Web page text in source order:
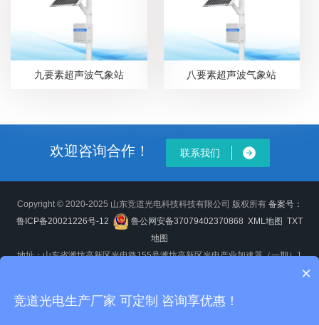
九要素超声波气象站 八要素超声波气象站
欢迎咨询合作！ 联系我们
Copyright © 2020-2025 山东竞道光电科技科技有限公司 版权所有 备案号：
鲁ICP备20021226号-12
鲁公网安备37079402370868 XML地图 TXT
地图
地址：山东省潍坊高新区光电路155号潍坊高新区光电产业加速器（一期）1
×
竞道光电生产厂家 可定制 咨询享优惠！